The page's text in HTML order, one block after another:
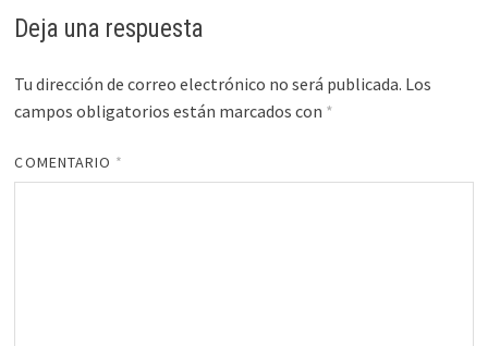
Deja una respuesta
Tu dirección de correo electrónico no será publicada. Los
campos obligatorios están marcados con *
COMENTARIO *